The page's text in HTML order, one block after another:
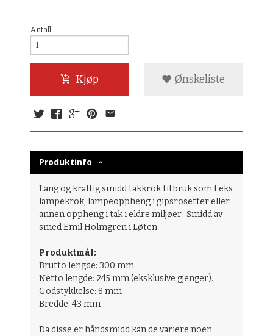
Antall
Kjøp Ønskeliste
Produktinfo
Lang og kraftig smidd takkrok til bruk som f.eks
lampekrok, lampeoppheng i gipsrosetter eller
annen oppheng i tak i eldre miljøer. Smidd av
smed Emil Holmgren i Løten
Produktmål:
Brutto lengde: 300 mm
Netto lengde: 245 mm (eksklusive gjenger).
Godstykkelse: 8 mm
Bredde: 43 mm
Da disse er håndsmidd kan de variere noen